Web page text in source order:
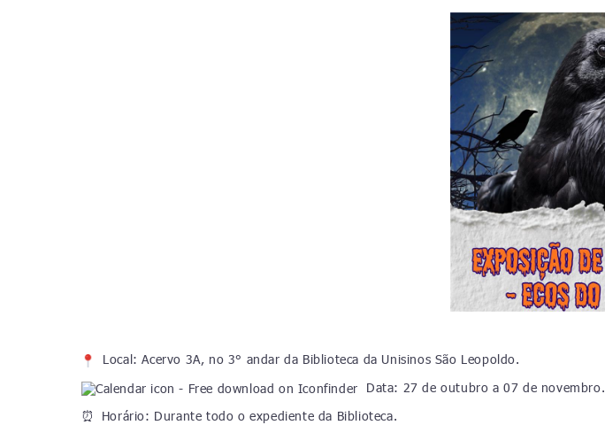
Local: Acervo 3A, no 3° andar da Biblioteca da Unisinos São Leopoldo.
Data: 27 de outubro a 07 de novembro.
⏰ Horário: Durante todo o expediente da Biblioteca.